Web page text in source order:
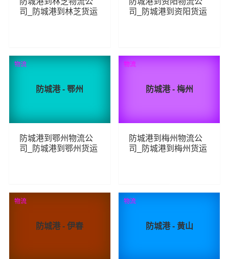
司_防城港到林芝货运
225 查看详细
司_防城港到资阳货运
245 查看详细
防城港 - 鄂州
防城港到鄂州物流公
司_防城港到鄂州货运
255 查看详细
物流
防城港 - 梅州
防城港到梅州物流公
司_防城港到梅州货运
222 查看详细
物流
防城港 - 伊春
物流
防城港 - 黄山
物流